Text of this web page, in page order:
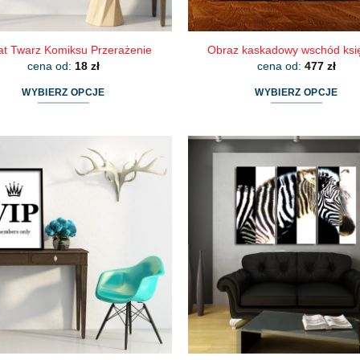
Twarz Komiksu Przerażenie
cena od: 18 zł
WYBIERZ OPCJE
wiele
wariantów.
można
wybrać
stronie
produktu
Obraz kaskadowy wschód
cena od: 477 zł
WYBIERZ OPCJE
ma
wiele
wariantów.
Opcje
można
wybrać
stronie